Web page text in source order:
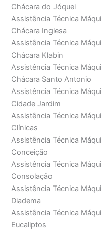
Chácara do Jóquei
Assistência Técnica
Chácara Inglesa
Assistência Técnica
Chácara Klabin
Assistência Técnica
Chácara Santo Antonio
Assistência Técnica
Cidade Jardim
Assistência Técnica
Clínicas
Assistência Técnica
Conceição
Assistência Técnica
Consolação
Assistência Técnica
Diadema
Assistência Técnica
Eucaliptos